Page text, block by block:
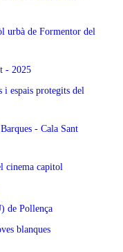
urbà de Formentor del
- 2025
i espais protegits del
- Cala Sant
cinema capitol
de Pollença
blanques